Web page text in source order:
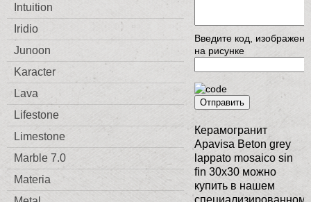
Intuition
Iridio
Junoon
Karacter
Lava
Lifestone
Limestone
Marble 7.0
Materia
Введите код,
на рисунке
Отправить
Керамогранит
Apavisa Beton grey
lappato mosaico sin
fin 30x30 можно
купить в нашем